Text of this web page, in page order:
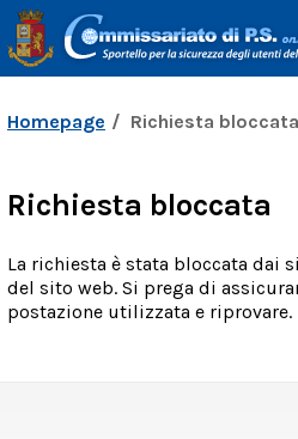
Homepage Richiesta bloccata
Richiesta bloccata
La richiesta è stata bloccata dai
del sito web. Si prega di
postazione utilizzata e riprovare.